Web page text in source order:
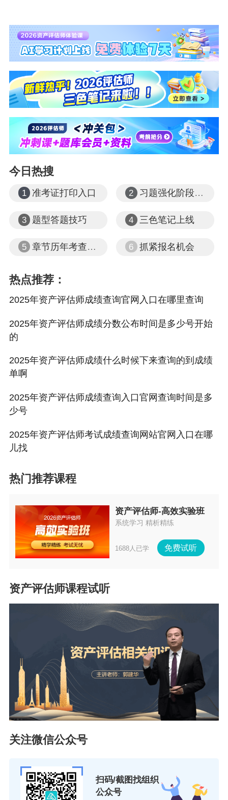
说明：因考试政策、内容不断变化与调整，正保
会计网校提供的以上信息仅供参考，如有异议，
请考生以官方部门公布的内容为准！
今日热搜
1 准考证打印入口 2 习题强化阶段课程
3 题型答题技巧 4 三色笔记上线
5 章节历年考查题型 6 抓紧报名机会
热点推荐：
2025年资产评估师成绩查询官网入口在哪里查询
2025年资产评估师成绩分数公布时间是多少号开始
的
2025年资产评估师成绩什么时候下来查询的到成绩
单啊
2025年资产评估师成绩查询入口官网查询时间是多
少号
2025年资产评估师考试成绩查询网站官网入口在哪
儿找
热门推荐课程
资产评估师-高效实验班
系统学习 精析精练
1688人已学 免费试听
资产评估师课程试听
关注微信公众号
扫码/截图找组织
公众号